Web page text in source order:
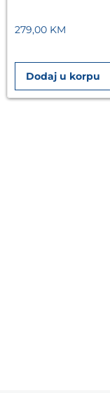
279,00 KM
Dodaj u korpu